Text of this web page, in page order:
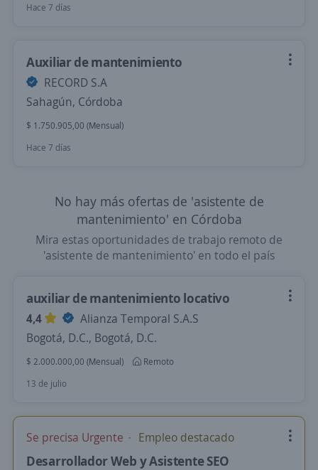
Hace 7 días
Auxiliar de mantenimiento
RECORD S.A
Sahagún, Córdoba
$ 1.750.905,00 (Mensual)
Hace 7 días
No hay más ofertas de 'asistente de
mantenimiento' en Córdoba
Mira estas oportunidades de trabajo remoto de
'asistente de mantenimiento' en todo el país
auxiliar de mantenimiento locativo
4,4
Alianza Temporal S.A.S
Bogotá, D.C., Bogotá, D.C.
$ 2.000.000,00 (Mensual)
Remoto
13 de julio
Se precisa Urgente Empleo destacado
Desarrollador Web y Asistente SEO